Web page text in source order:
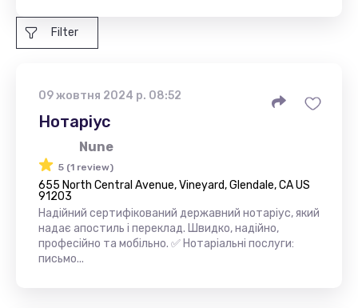
Filter
09 жовтня 2024 р. 08:52
Нотаріус
Nune
5 (1 review)
655 North Central Avenue, Vineyard, Glendale, CA US
91203
Надійний сертифікований державний нотаріус, який
надає апостиль і переклад. Швидко, надійно,
професійно та мобільно. ✅ Нотаріальні послуги:
письмо...